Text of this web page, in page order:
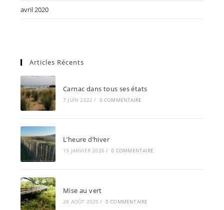
avril 2020
Articles Récents
Carnac dans tous ses états
7 JUIN 2022 / 0 COMMENTAIRE
L’heure d’hiver
19 JANVIER 2026 / 0 COMMENTAIRE
Mise au vert
28 AOÛT 2025 / 0 COMMENTAIRE